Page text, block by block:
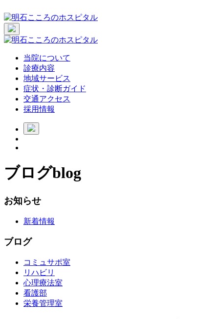
当院について
診療内容
地域サービス
症状・診断ガイド
交通アクセス
採用情報
ブログblog
お知らせ
新着情報
ブログ
コミュサポ室
リハビリ
心理療法室
看護部
栄養管理室